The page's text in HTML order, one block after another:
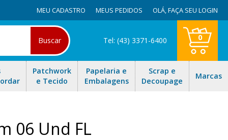
MEU CADASTRO MEUS PEDIDOS OLÁ,FAÇA SEU LOGIN
Buscar Tel: (43) 3371-6400 0
Patchwork
e Tecido
Papelaria e
Embalagens
Scrap e
Decoupage
Marcas
06 Und FL